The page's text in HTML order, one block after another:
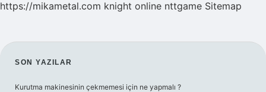
https://mikametal.com knight online nttgame Sitemap
SIDEBAR
SON YAZILAR
Kurutma makinesinin çekmemesi için ne yapmalı ?